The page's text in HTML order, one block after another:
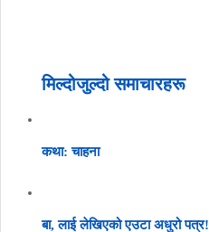
मिल्दोजुल्दो समाचारहरू
कथा: चाहना
बा, लाई लेखिएको एउटा अधुरो पत्र!